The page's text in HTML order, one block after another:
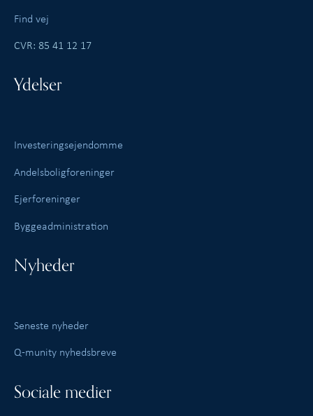
Find vej
CVR: 85 41 12 17
Ydelser
Investeringsejendomme
Andelsboligforeninger
Ejerforeninger
Byggeadministration
Nyheder
Seneste nyheder
Q-munity nyhedsbreve
Sociale medier